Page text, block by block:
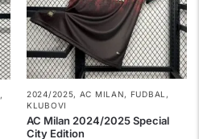
,
2024/2025, AC MILAN, FUDBAL ,
KLUBOVI
AC Milan 2024/2025 Special
City Edition